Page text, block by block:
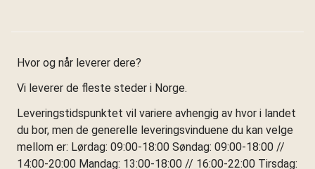
Hvor og når leverer dere?
Vi leverer de fleste steder i Norge.
Leveringstidspunktet vil variere avhengig av hvor i landet
du bor, men de generelle leveringsvinduene du kan velge
mellom er: Lørdag: 09:00-18:00 Søndag: 09:00-18:00 //
14:00-20:00 Mandag: 13:00-18:00 // 16:00-22:00 Tirsdag: